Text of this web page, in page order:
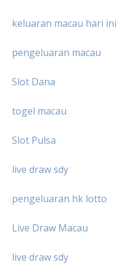
keluaran macau hari ini
pengeluaran macau
Slot Dana
togel macau
Slot Pulsa
live draw sdy
pengeluaran hk lotto
Live Draw Macau
live draw sdy